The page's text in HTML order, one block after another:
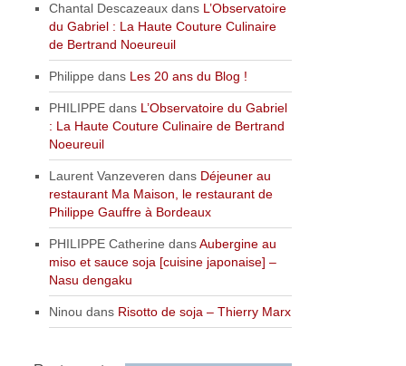
Chantal Descazeaux dans L’Observatoire
du Gabriel : La Haute Couture Culinaire
de Bertrand Noeureuil
Philippe dans Les 20 ans du Blog !
PHILIPPE dans L’Observatoire du Gabriel
: La Haute Couture Culinaire de Bertrand
Noeureuil
Laurent Vanzeveren dans Déjeuner au
restaurant Ma Maison, le restaurant de
Philippe Gauffre à Bordeaux
PHILIPPE Catherine dansAubergine au
miso et sauce soja [cuisine japonaise] –
Nasu dengaku
Ninou dans Risotto de soja – Thierry Marx